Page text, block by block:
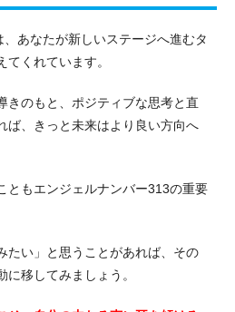
あなたが新しいステージへ進むタ
くれています。
きのもと、ポジティブな思考と直
ば、きっと未来はより良い方向へ
ともエンジェルナンバー313の重要
たい」と思うことがあれば、その
移してみましょう。